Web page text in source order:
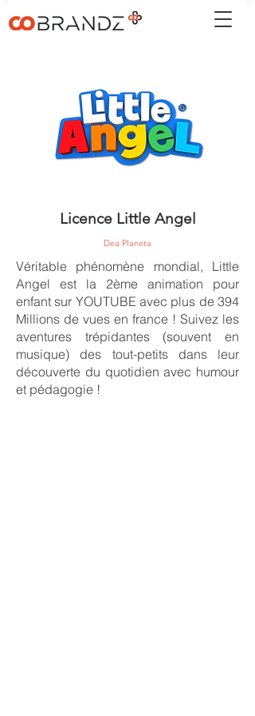
Licence Little Angel
Dea Planeta
Véritable phénomène mondial, Little
Angel est la 2ème animation pour
enfant sur YOUTUBE avec plus de 394
Millions de vues en france ! Suivez les
aventures trépidantes (souvent en
musique) des tout-petits dans leur
découverte du quotidien avec humour
et pédagogie !